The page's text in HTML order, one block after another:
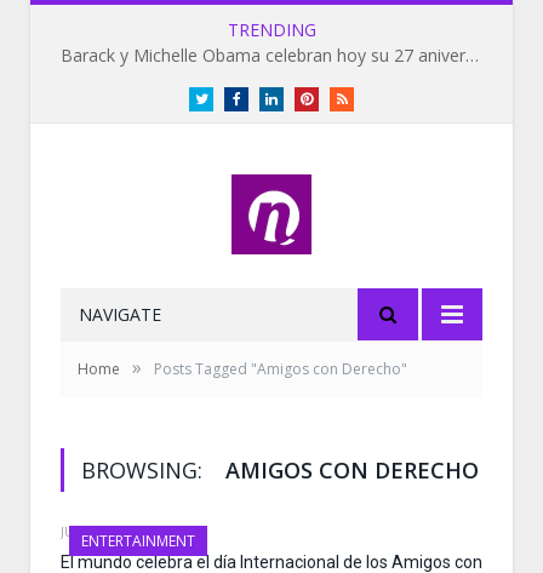
TRENDING
Barack y Michelle Obama celebran hoy su 27 aniversario de bodas
TwitterFacebookLinkedInPinterestRSS
NAVIGATE
Home » Posts Tagged "Amigos con Derecho"
BROWSING: AMIGOS CON DERECHO
ENTERTAINMENT
JULY 19, 2019
El mundo celebra el día Internacional de los Amigos con